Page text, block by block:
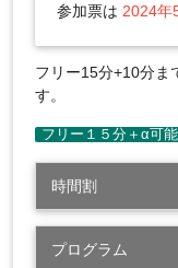
参加票は 2024年
フリー15分+10分ま
す。
時間割
プログラム